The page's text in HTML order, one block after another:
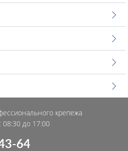
крепежа
до 17:00
64